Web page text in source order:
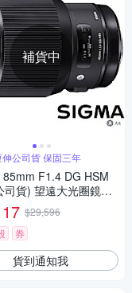
補貨中
公司貨 保固三年
85mm F1.4 DG HSM
司貨) 望遠大光圈鏡頭
$29,596
券
貨到通知我